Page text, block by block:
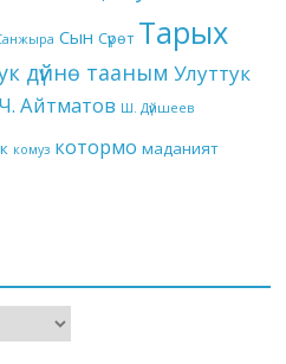
Сын Сүрөт Тарых
дүйнө тааным Улуттук
Ч. Айтматов Ш. Дүйшеев
комуз котормо маданият